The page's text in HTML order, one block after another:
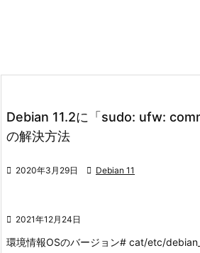
Debian 11.2に「sudo: ufw:
の解決方法
 2020年3月29日  Debian 11
 2021年12月24日
環境情報OSのバージョン# cat/etc/